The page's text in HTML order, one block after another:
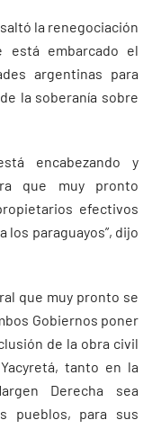
la renegociación
está embarcado el
argentinas para
la soberanía sobre
encabezando y
que muy pronto
efectivos
paraguayos”, dijo
que muy pronto se
Gobiernos poner
de la obra civil
tanto en la
Derecha sea
pueblos, para sus